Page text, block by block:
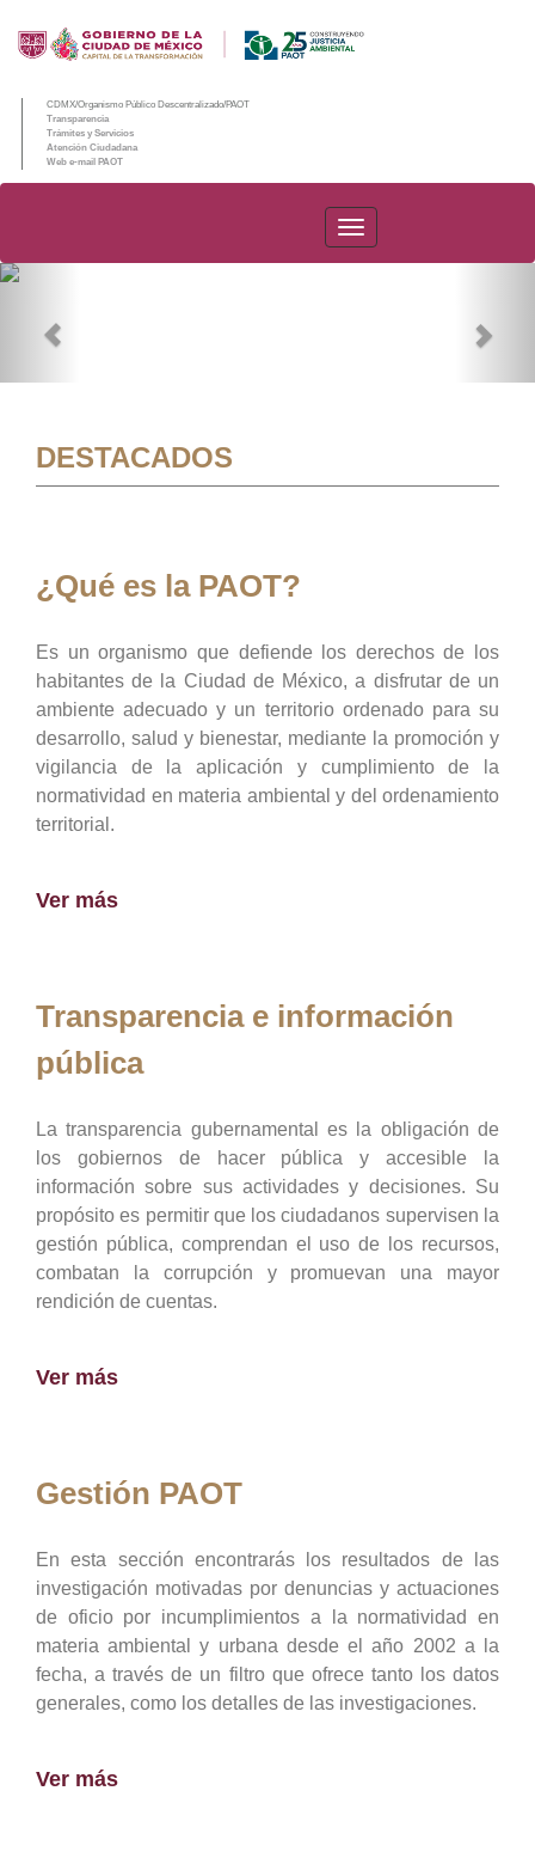
CDMX/Organismo Público Descentralizado/PAOT
Transparencia
Trámites y Servicios
Atención Ciudadana
Web e-mail PAOT
PAOT
DESTACADOS
¿Qué es la PAOT?
Es un organismo que defiende los derechos de los
habitantes de la Ciudad de México, a disfrutar de un
ambiente adecuado y un territorio ordenado para su
desarrollo, salud y bienestar, mediante la promoción y
vigilancia de la aplicación y cumplimiento de la
normatividad en materia ambiental y del ordenamiento
territorial.
Ver más
Transparencia e información
pública
La transparencia gubernamental es la obligación de
los gobiernos de hacer pública y accesible la
información sobre sus actividades y decisiones. Su
propósito es permitir que los ciudadanos supervisen la
gestión pública, comprendan el uso de los recursos,
combatan la corrupción y promuevan una mayor
rendición de cuentas.
Ver más
Gestión PAOT
En esta sección encontrarás los resultados de las
investigación motivadas por denuncias y actuaciones
de oficio por incumplimientos a la normatividad en
materia ambiental y urbana desde el año 2002 a la
fecha, a través de un filtro que ofrece tanto los datos
generales, como los detalles de las investigaciones.
Ver más